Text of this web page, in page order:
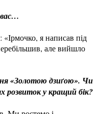
я написав під
але вийшло
«Золотою дзиґою». Чи
розвиток у кращий бік?